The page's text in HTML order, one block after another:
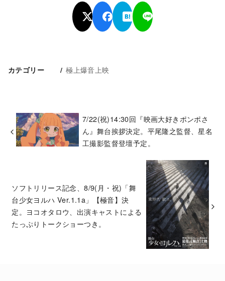
カテゴリー 極上爆音上映
7/22(祝)14:30回『映画大好きポンポさ
ん』舞台挨拶決定。平尾隆之監督、星名
工撮影監督登壇予定。
ソフトリリース記念、8/9(月・祝)「舞
台少女ヨルハ Ver.1.1a」【極音】決
定。ヨコオタロウ、出演キャストによる
たっぷりトークショーつき。